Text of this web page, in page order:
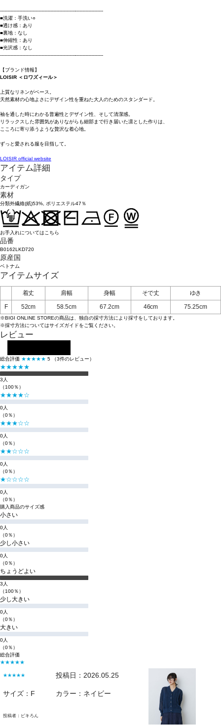
----------------------------------------------------------------------
■洗濯：手洗い○
■透け感：あり
■裏地：なし
■伸縮性：あり
■光沢感：なし
----------------------------------------------------------------------
【ブランド情報】
LOISIR ＜ロワズィール＞
上質なリネンがベース。
天然素材の心地よさにデザイン性を重ねた大人のためのスタンダード。
袖を通した時にわかる普遍性とデザイン性、そして清潔感。
リラックスした雰囲気がありながらも細部まで行き届いた凛とした作りは、
こころに寄り添うような贅沢な着心地。
ずっと愛される服を目指して。
LOISIR official website
アイテム詳細
タイプ
カーディガン
素材
分類外繊維(紙)53%, ポリエステル47％
お手入れについてはこちら
品番
B0162LKD720
原産国
ベトナム
アイテムサイズ
着丈 肩幅 身幅 そで丈
ゆき
F
52cm 58.5cm 67.2cm 46cm 75.25cm
※BIGI ONLINE STOREの商品は、独自の採寸方法により採寸をしております。
※採寸方法についてはサイズガイドをご覧ください。
レビュー
総合評価 ★★★★★ 5 （3件のレビュー）
★★★★★
3人
（100％）
★★★★☆
0人
（0％）
★★★☆☆
0人
（0％）
★★☆☆☆
0人
（0％）
★☆☆☆☆
0人
（0％）
購入商品のサイズ感
小さい
0人
（0％）
少し小さい
0人
（0％）
ちょうどよい
3人
（100％）
少し大きい
0人
（0％）
大きい
0人
（0％）
総合評価
★★★★★
★★★★★ 投稿日：2026.05.25
サイズ：F カラー：ネイビー
投稿者： ピキろん